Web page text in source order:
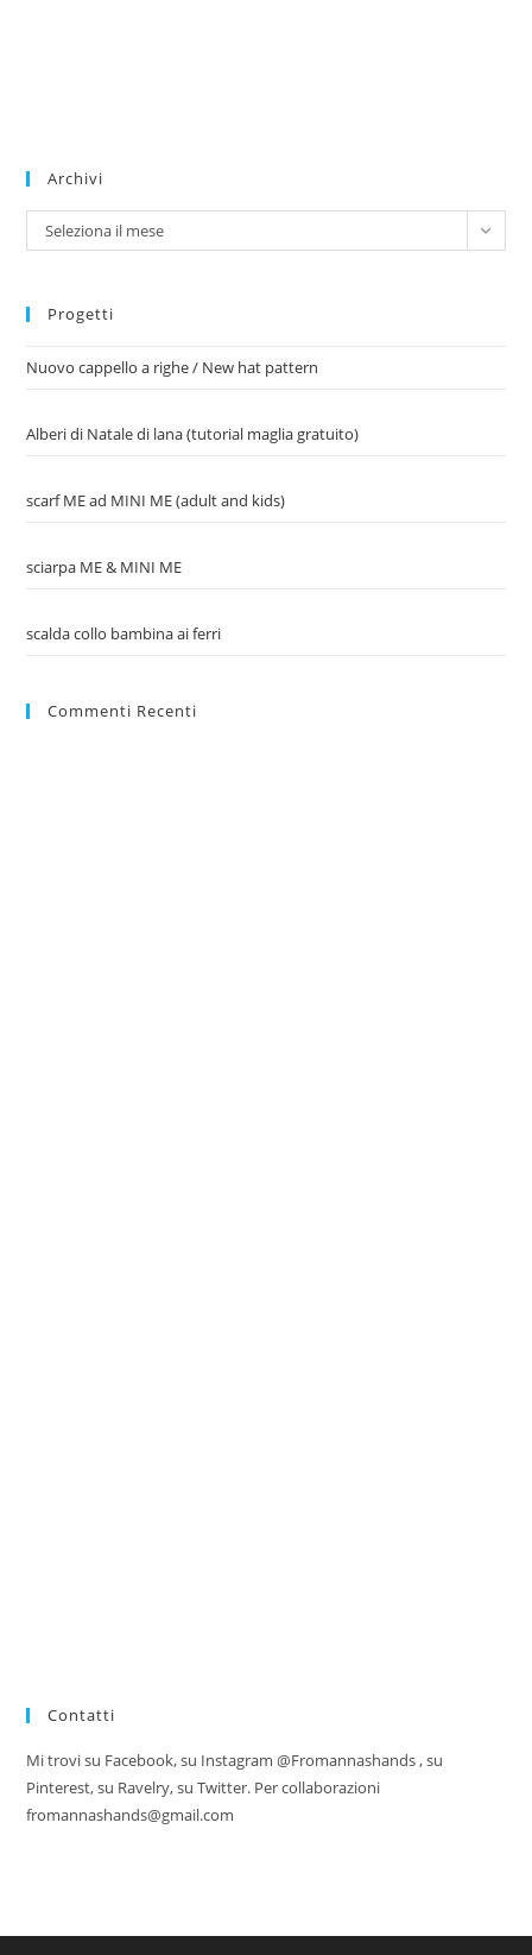
Archivi
Archivi
Seleziona il mese
Progetti
Nuovo cappello a righe / New hat pattern
Alberi di Natale di lana (tutorial maglia gratuito)
scarf ME ad MINI ME (adult and kids)
sciarpa ME & MINI ME
scalda collo bambina ai ferri
Commenti Recenti
Contatti
Mi trovi su Facebook, su Instagram @Fromannashands , su
Pinterest, su Ravelry, su Twitter. Per collaborazioni
fromannashands@gmail.com